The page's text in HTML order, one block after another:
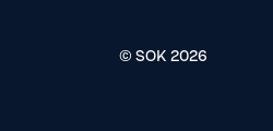
© SOK 2026